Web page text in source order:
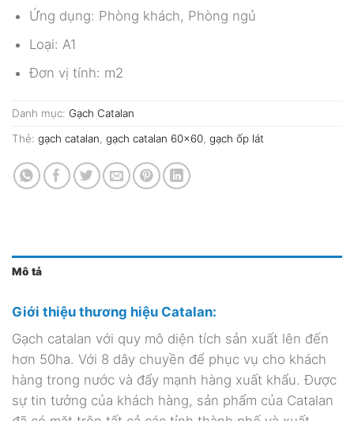
Ứng dụng: Phòng khách, Phòng ngủ
Loại: A1
Đơn vị tính: m2
Danh mục: Gạch Catalan
Thẻ: gạch catalan, gạch catalan 60x60, gạch ốp lát
Mô tả
Giới thiệu thương hiệu Catalan:
Gạch catalan với quy mô diện tích sản xuất lên đến
hơn 50ha. Với 8 dây chuyền để phục vụ cho khách
hàng trong nước và đẩy mạnh hàng xuất khẩu. Được
sự tin tưởng của khách hàng, sản phẩm của Catalan